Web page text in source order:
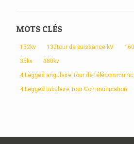
MOTS CLÉS
132kv 132tour de puissance kV
35kv 380kv
4 Legged angulaire Tour de
4 Legged tubulaire Tour Communication